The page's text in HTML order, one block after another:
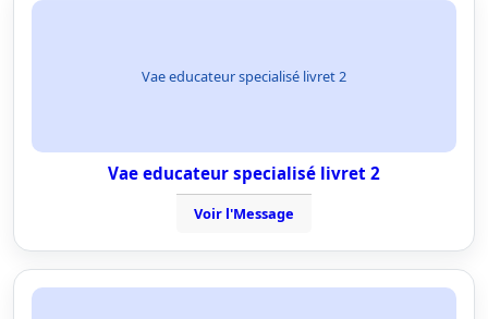
Vae educateur specialisé livret 2
Vae educateur specialisé livret 2
Voir l'Message